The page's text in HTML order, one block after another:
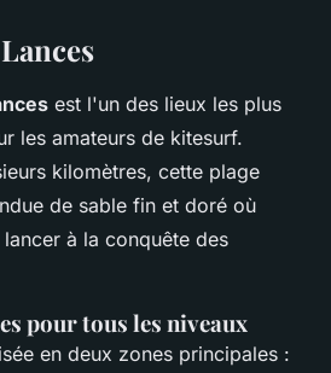
est l'un des lieux les plus
les amateurs de kitesurf.
kilomètres, cette plage
de sable fin et doré où
à la conquête des
pour tous les niveaux
en deux zones principales :